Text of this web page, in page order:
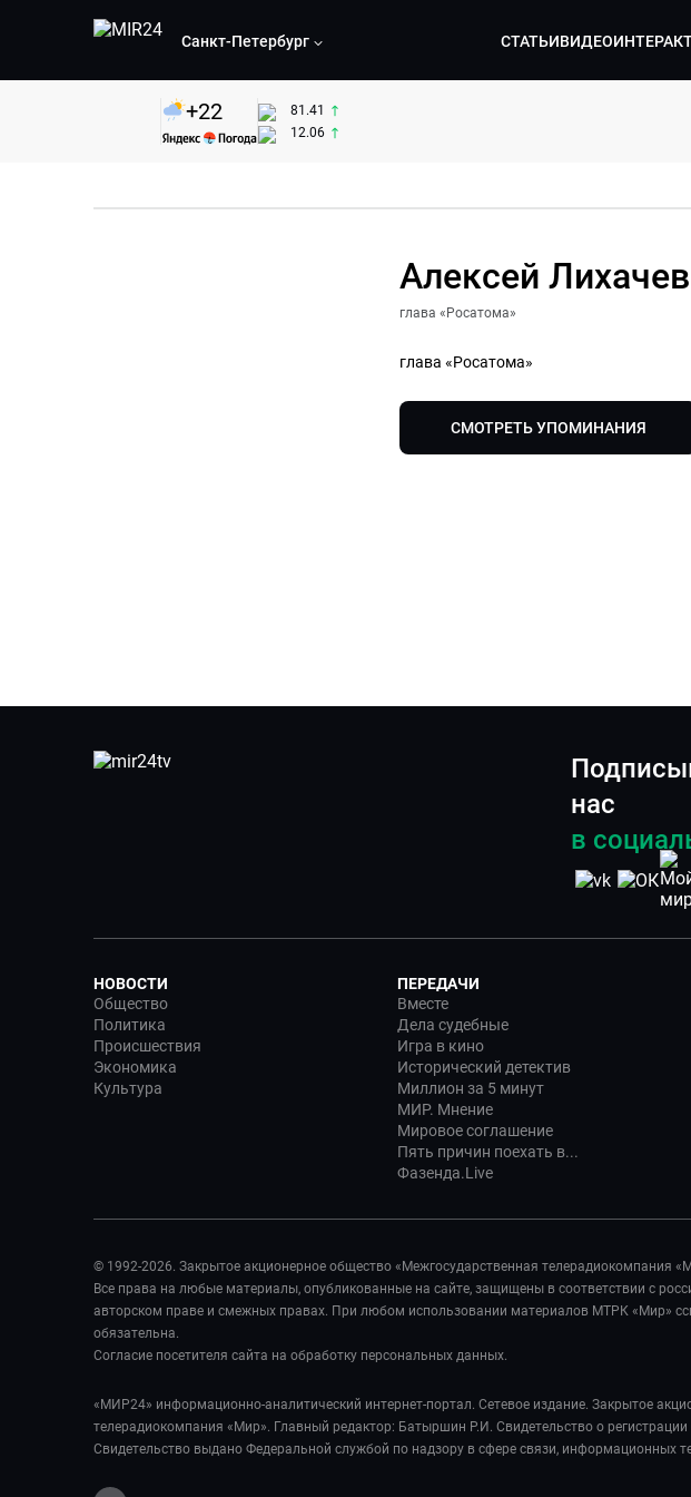
Санкт-Петербург СТАТЬИВИДЕО
+22
81.41
12.06
Алексей Лихачев
глава «Росатома»
глава «Росатома»
СМОТРЕТЬ УПОМИНАНИЯ
нас
в
НОВОСТИ
Общество
Политика
Происшествия
Экономика
Культура
ПЕРЕДАЧИ
Вместе
Дела судебные
Игра в кино
Исторический детектив
Миллион за 5 минут
МИР. Мнение
Мировое соглашение
Пять причин поехать в...
Фазенда.Live
© 1992-2026. Закрытое акционерное общество «Межгосударственная телерадиокомпания
Все права на любые материалы, опубликованные на сайте, защищены в соответствии с
авторском праве и смежных правах. При любом использовании материалов МТРК «Мир»
обязательна.
Согласие посетителя сайта на обработку персональных данных.
«МИР24» информационно-аналитический интернет-портал. Сетевое издание. Закрытое
телерадиокомпания «Мир». Главный редактор: Батыршин Р.И. Свидетельство о
Свидетельство выдано Федеральной службой по надзору в сфере связи, информационных